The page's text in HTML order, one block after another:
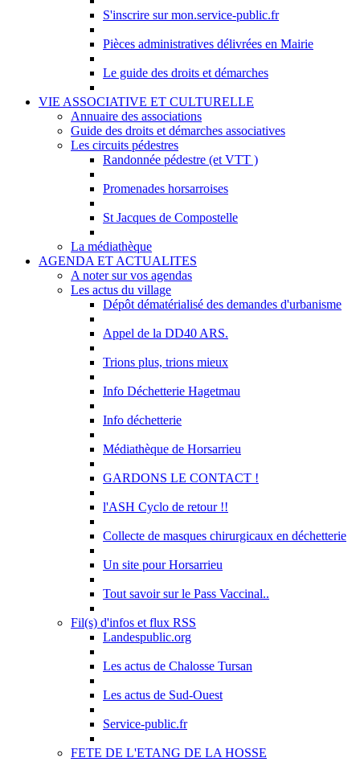
S'inscrire sur mon.service-public.fr
Pièces administratives délivrées en Mairie
Le guide des droits et démarches
VIE ASSOCIATIVE ET CULTURELLE
Annuaire des associations
Guide des droits et démarches associatives
Les circuits pédestres
Randonnée pédestre (et VTT )
Promenades horsarroises
St Jacques de Compostelle
La médiathèque
AGENDA ET ACTUALITES
A noter sur vos agendas
Les actus du village
Dépôt dématérialisé des demandes d'urbanisme
Appel de la DD40 ARS.
Trions plus, trions mieux
Info Déchetterie Hagetmau
Info déchetterie
Médiathèque de Horsarrieu
GARDONS LE CONTACT !
l'ASH Cyclo de retour !!
Collecte de masques chirurgicaux en déchetterie
Un site pour Horsarrieu
Tout savoir sur le Pass Vaccinal..
Fil(s) d'infos et flux RSS
Landespublic.org
Les actus de Chalosse Tursan
Les actus de Sud-Ouest
Service-public.fr
FETE DE L'ETANG DE LA HOSSE